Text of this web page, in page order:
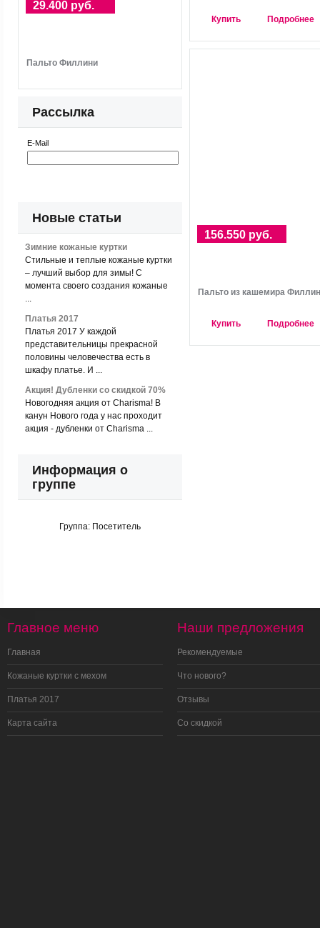
Купить Подробнее
156.550 руб.
Пальто из кашемира
Купить Подробнее
29.400 руб.
Пальто Филлини
Рассылка
E-Mail
Новые статьи
Зимние кожаные куртки
Стильные и теплые кожаные куртки
– лучший выбор для зимы! С
момента своего создания кожаные
...
Платья 2017
Платья 2017 У каждой
представительницы прекрасной
половины человечества есть в
шкафу платье. И ...
Акция! Дубленки со скидкой 70%
Новогодняя акция от Charisma! В
канун Нового года у нас проходит
акция - дубленки от Charisma ...
Информация о
группе
Группа: Посетитель
Главное меню
Главная
Кожаные куртки с мехом
Платья 2017
Карта сайта
Наши предложения
Рекомендуемые
Что нового?
Отзывы
Со скидкой